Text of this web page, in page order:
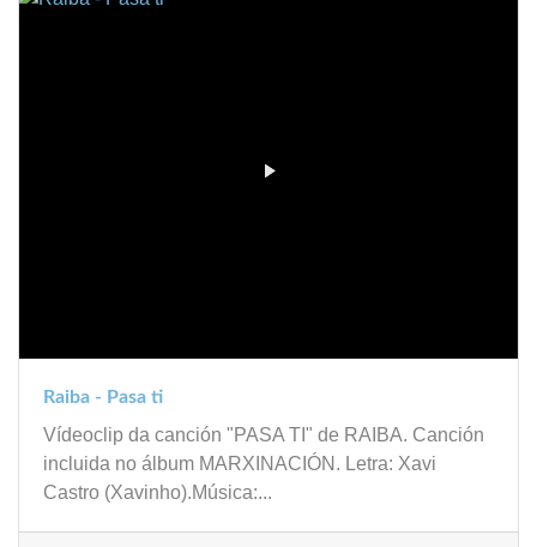
Raiba - Pasa ti
Vídeoclip da canción "PASA TI" de RAIBA. Canción
incluida no álbum MARXINACIÓN. Letra: Xavi
Castro (Xavinho).Música:...